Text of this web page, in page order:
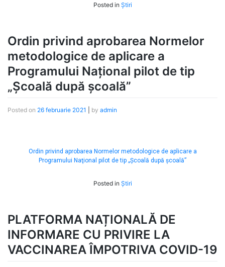
Posted in Știri
Ordin privind aprobarea Normelor
metodologice de aplicare a
Programului Naţional pilot de tip
„Şcoală după şcoală”
Posted on 26 februarie 2021 by admin
Ordin privind aprobarea Normelor metodologice de aplicare a
Programului Naţional pilot de tip „Şcoală după şcoală”
Posted in Știri
PLATFORMA NAȚIONALĂ DE
INFORMARE CU PRIVIRE LA
VACCINAREA ÎMPOTRIVA COVID-19